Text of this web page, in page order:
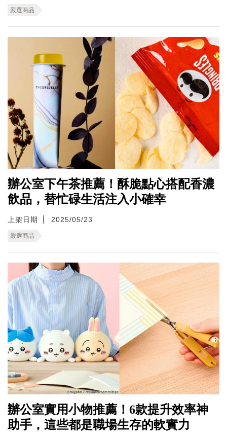
嚴選商品
辦公室下午茶推薦！酥脆點心搭配香濃
飲品，替忙碌生活注入小確幸
上架日期 2025/05/23
嚴選商品
辦公室實用小物推薦！6款提升效率神
助手，這些都是職場生存的軟實力